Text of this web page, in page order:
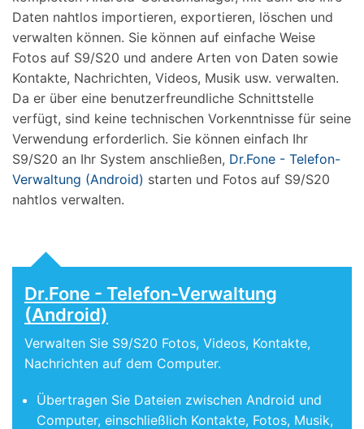
Daten nahtlos importieren, exportieren, löschen und
verwalten können. Sie können auf einfache Weise
Fotos auf S9/S20 und andere Arten von Daten sowie
Kontakte, Nachrichten, Videos, Musik usw. verwalten.
Da er über eine benutzerfreundliche Schnittstelle
verfügt, sind keine technischen Vorkenntnisse für seine
Verwendung erforderlich. Sie können einfach Ihr
S9/S20 an Ihr System anschließen, Dr.Fone - Telefon-
Verwaltung (Android) starten und Fotos auf S9/S20
nahtlos verwalten.
Dr.Fone - Telefon-Verwaltung
(Android)
Verwalten Sie S9/S20 Fotos, Videos, Kontakte,
Nachrichten auf dem Computer.
Übertragen Sie Dateien zwischen Android und
Computer, einschließlich Kontakte, Fotos, Musik,